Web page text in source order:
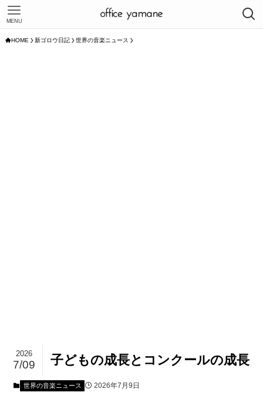
MENU
HOME 新ゴロウ日記 世界の音楽ニュース
子どもの成長とコンクールの成長
2026
7/09
世界の音楽ニュース 2026年7月9日